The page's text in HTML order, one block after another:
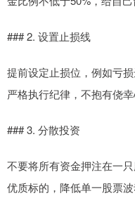
### 2. 设置止损线
提前设定止损位，例如亏
严格执行纪律，不抱有侥幸
### 3. 分散投资
不要将所有资金押注在一
优质标的，降低单一股票波